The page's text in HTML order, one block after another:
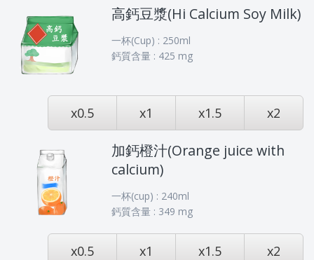
高鈣豆漿(Hi Calcium Soy Milk)
一杯(Cup) : 250ml
鈣質含量 : 425 mg
x0.5 x1 x1.5 x2
加鈣橙汁(Orange juice with
calcium)
一杯(cup) : 240ml
鈣質含量 : 349 mg
x0.5 x1 x1.5 x2